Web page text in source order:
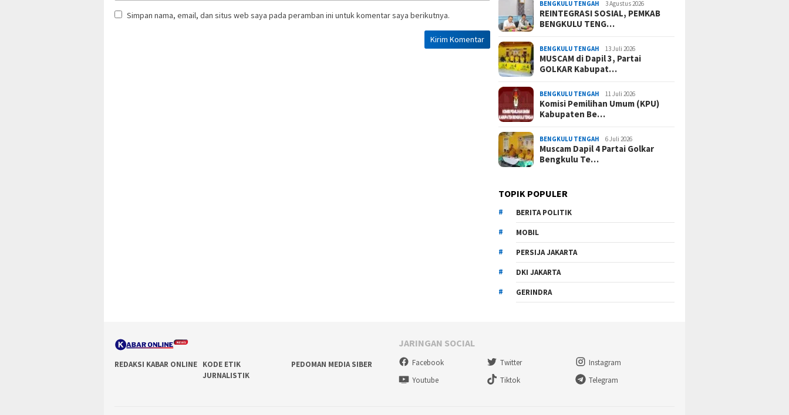
Simpan nama, email, dan situs web saya pada peramban ini untuk komentar saya berikutnya.
BENGKULU TENGAH 3 Agustus 2026
REINTEGRASI SOSIAL, PEMKAB
BENGKULU TENG…
BENGKULU TENGAH 13 Juli 2026
MUSCAM di Dapil 3, Partai
GOLKAR Kabupat…
BENGKULU TENGAH 11 Juli 2026
Komisi Pemilihan Umum (KPU)
Kabupaten Be…
BENGKULU TENGAH 6 Juli 2026
Muscam Dapil 4 Partai Golkar
Bengkulu Te…
TOPIK POPULER
BERITA POLITIK
MOBIL
PERSIJA JAKARTA
DKI JAKARTA
GERINDRA
REDAKSI KABAR ONLINE KODE ETIK
JURNALISTIK
PEDOMAN MEDIA SIBER
JARINGAN SOCIAL
Facebook Twitter
Instagram
Youtube
Tiktok Telegram